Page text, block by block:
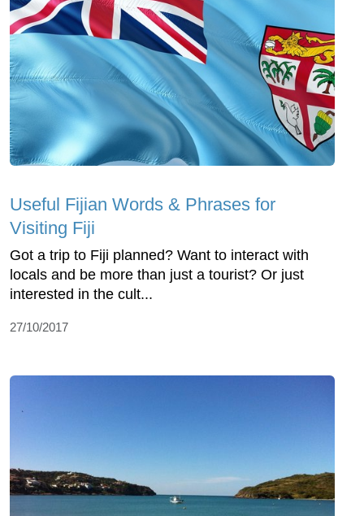
Useful Fijian Words & Phrases for
Visiting Fiji
Got a trip to Fiji planned? Want to interact with
locals and be more than just a tourist? Or just
interested in the cult...
27/10/2017